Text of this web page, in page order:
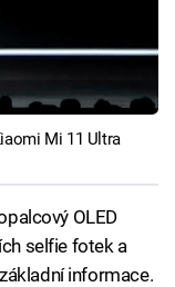
Mi 11 Ultra
OLED
selfie fotek a
informace.